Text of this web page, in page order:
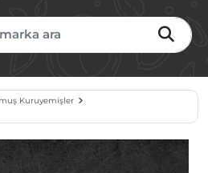
Kuruyemişler